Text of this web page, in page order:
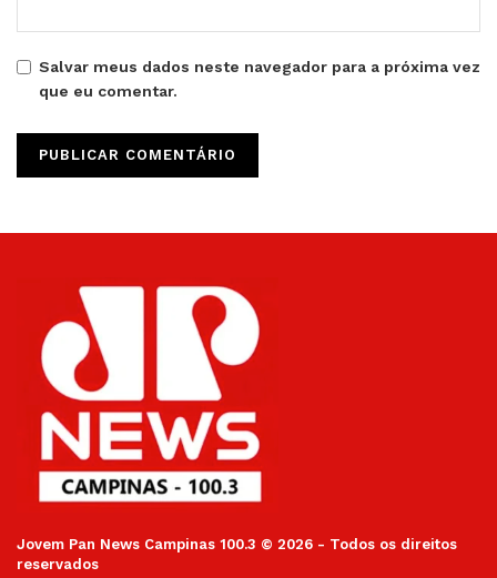
Salvar meus dados neste navegador para a próxima vez
que eu comentar.
Jovem Pan News Campinas 100.3 © 2026 - Todos os direitos
reservados